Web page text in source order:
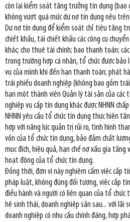
còn lại kiểm soát tăng trưởng tín dụng (bao
không vượt quá mức dư nợ tín dụng nêu
Dư nợ tín dụng để kiểm soát chỉ tiêu tăng
chiết khấu, tái chiết khấu các công cụ
khác; cho thuê tài chính; bao thanh toán;
trong trường hợp cá nhân, tổ chức được bảo
vụ của mình khi đến hạn thanh toán; phát
trái phiếu doanh nghiệp (không bao gồm
hạn một thành viên Quản lý tài sản của các
nghiệp vụ cấp tín dụng khác được NHNN
NHNN yêu cầu tổ chức tín dụng thực hiện
hợp với năng lực quản trị rủi ro, tình hình
vốn của tổ chức tín dụng, bảo đảm chất
mục đích, hiệu quả, hạn chế nợ xấu gia
hoạt động của tổ chức tín dụng.
Đồng thời, đơn vị này nghiêm cấm việc cấp
pháp luật, không đúng đối tượng, việc cấp
điều hành và người có liên quan của tổ chức
hệ sinh thái, doanh nghiệp sân sau... với lãi
doanh nghiệp có nhu cầu chính đáng, hợp